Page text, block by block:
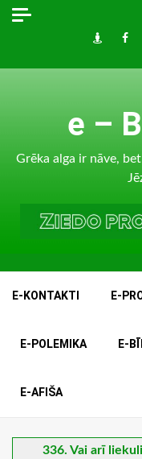
Skip
e –
Grēka alga ir nāve,
E-KONTAKTI E-
E-POLEMIKA E-
E-AFIŠA
336. Vai arī